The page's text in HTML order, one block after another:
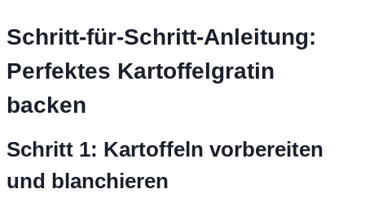
Schritt-für-Schritt-Anleitung:
Perfektes Kartoffelgratin
backen
Schritt 1: Kartoffeln vorbereiten
und blanchieren